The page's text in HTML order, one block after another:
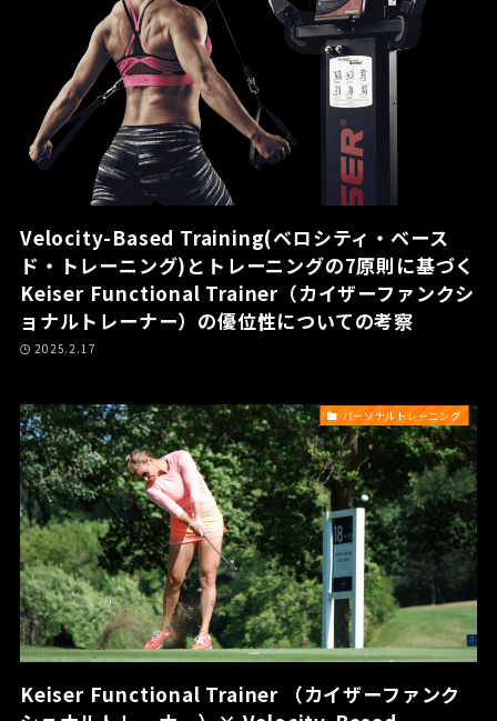
Velocity-Based Training(ベロシティ・ベース
ド・トレーニング)とトレーニングの7原則に基づく
Keiser Functional Trainer（カイザーファンクシ
ョナルトレーナー）の優位性についての考察
2025.2.17
パーソナルトレーニング
Keiser Functional Trainer （カイザーファンク